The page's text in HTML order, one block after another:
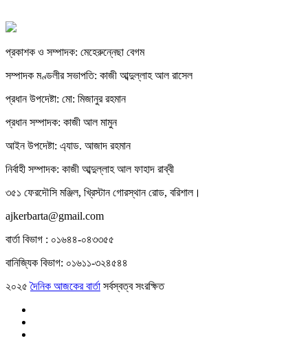
প্রকাশক ও সম্পাদক: মেহেরুন্নেছা বেগম
সম্পাদক মণ্ডলীর সভাপতি: কাজী আব্দুল্লাহ আল রাসেল
প্রধান উপদেষ্টা: মো: মিজানুর রহমান
প্রধান সম্পাদক: কাজী আল মামুন
আইন উপদেষ্টা: এ্যাড. আজাদ রহমান
নির্বাহী সম্পাদক: কাজী আব্দুল্লাহ আল ফাহাদ রাব্বী
৩৫১ ফেরদৌসি মঞ্জিল, খ্রিস্টান গোরস্থান রোড, বরিশাল।
ajkerbarta@gmail.com
বার্তা বিভাগ : ০১৬৪৪-০৪৩৩৫৫
বানিজ্যিক বিভাগ: ০১৬১১-৩২৪৫৪৪
২০২৫দৈনিক আজকের বার্তা সর্বস্বত্ব সংরক্ষিত